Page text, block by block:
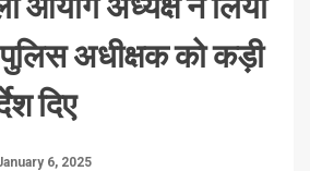
पुलिस अधीक्षक को कड़ी
दिए
6, 2025